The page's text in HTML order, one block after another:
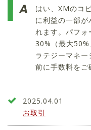
はい、XMのコ
に利益の一部
れます。パフォ
30%（最大
ラテジーマネ
前に手数料をご
2025.04.01
お取引